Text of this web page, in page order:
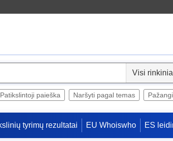
Patikslintoji paieška Naršyti pagal temas
tyrimų rezultatai EU Whoiswho ES